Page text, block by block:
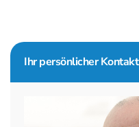
Seitenspalte
Ihr persönlicher Kontakt